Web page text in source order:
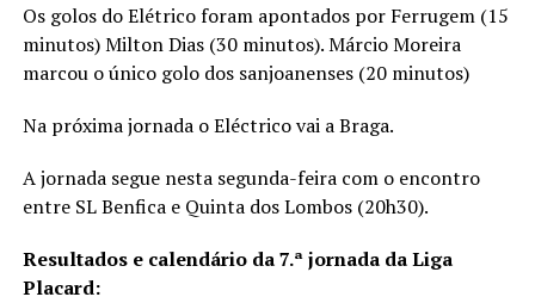
Os golos do Elétrico foram apontados por Ferrugem (15
minutos) Milton Dias (30 minutos). Márcio Moreira
marcou o único golo dos sanjoanenses (20 minutos)
Na próxima jornada o Eléctrico vai a Braga.
A jornada segue nesta segunda-feira com o encontro
entre SL Benfica e Quinta dos Lombos (20h30).
Resultados e calendário da 7.ª jornada da Liga
Placard: